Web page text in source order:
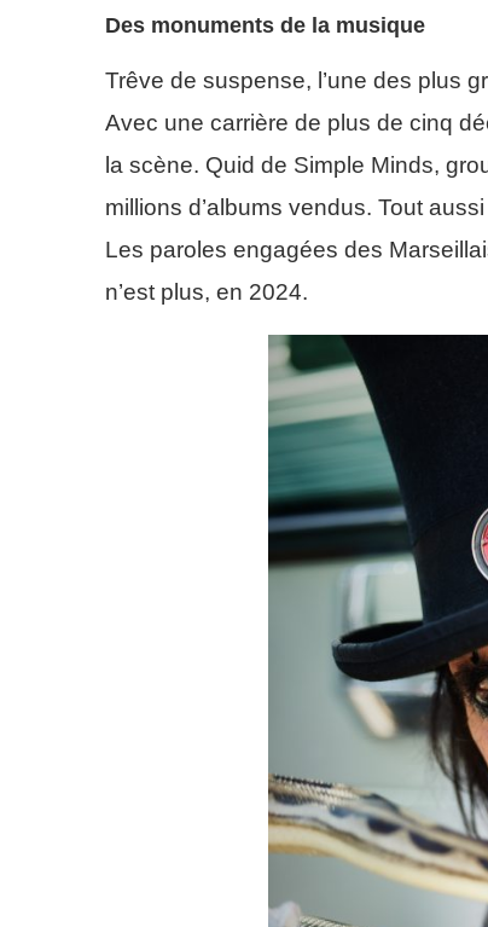
Des monuments de la musique
Trêve de suspense, l’une des plus
Avec une carrière de plus de cinq
la scène. Quid de Simple Minds,
millions d’albums vendus. Tout
Les paroles engagées des
n’est plus, en 2024.